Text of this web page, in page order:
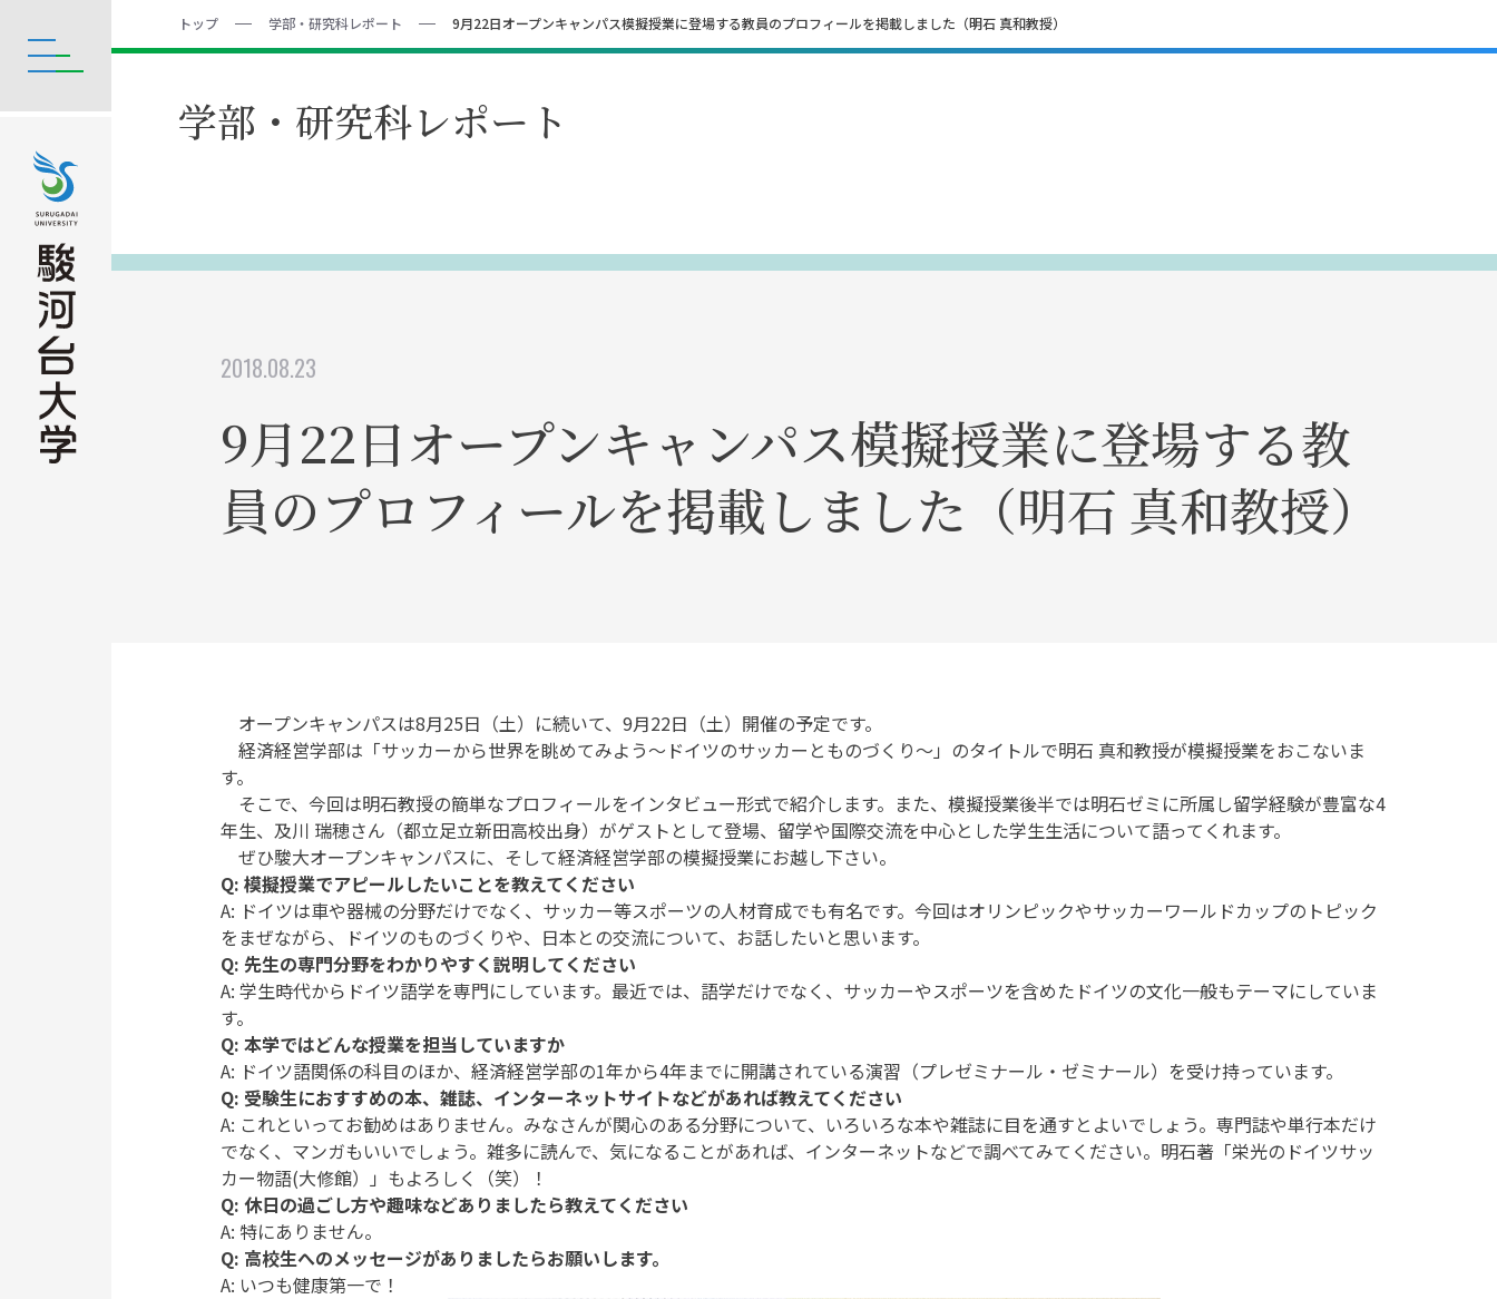
トップ 学部・研究科レポート 9月22日オープンキャンパス模擬授業に登場する教員のプロフィールを掲載しました（明石 真和教授）
学部・研究科レポート
2018.08.23
9月22日オープンキャンパス模擬授業に登場する教
員のプロフィールを掲載しました（明石 真和教授）
オープンキャンパスは8月25日（土）に続いて、9月22日（土）開催の予定です。
経済経営学部は「サッカーから世界を眺めてみよう～ドイツのサッカーとものづくり～」のタイトルで明石 真和教授が模擬授業をおこないま
す。
そこで、今回は明石教授の簡単なプロフィールをインタビュー形式で紹介します。‬‬また、模擬授業後半では明石ゼミに所属し留学経験が豊富な4
年生、及川 瑞穂さん（都立足立新田高校出身）がゲストとして登場、留学や国際交流を中心とした学生生活について語ってくれます。‬‬
ぜひ駿大オープンキャンパスに、そして経済経営学部の模擬授業にお越し下さい。
Q: 模擬授業でアピールしたいことを教えてください
A: ドイツは車や器械の分野だけでなく、サッカー等スポーツの人材育成でも有名です。今回はオリンピックやサッカーワールドカップのトピック
をまぜながら、ドイツのものづくりや、日本との交流について、お話したいと思います。
Q: 先生の専門分野をわかりやすく説明してください
A: 学生時代からドイツ語学を専門にしています。最近では、語学だけでなく、サッカーやスポーツを含めたドイツの文化一般もテーマにしていま
す。
Q: 本学ではどんな授業を担当していますか
A: ドイツ語関係の科目のほか、経済経営学部の1年から4年までに開講されている演習（プレゼミナール・ゼミナール）を受け持っています。
Q: 受験生におすすめの本、雑誌、インターネットサイトなどがあれば教えてください
A: これといってお勧めはありません。みなさんが関心のある分野について、いろいろな本や雑誌に目を通すとよいでしょう。専門誌や単行本だけ
でなく、マンガもいいでしょう。雑多に読んで、気になることがあれば、インターネットなどで調べてみてください。明石著「栄光のドイツサッ
カー物語(大修館）」もよろしく（笑）！
Q: 休日の過ごし方や趣味などありましたら教えてください
A: 特にありません。
Q: 高校生へのメッセージがありましたらお願いします。
A: いつも健康第一で！